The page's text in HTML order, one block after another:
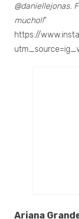
@daniellejonas.
mucho!!”
https://
Ariana